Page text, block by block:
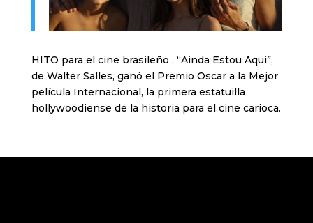
HITO para el cine brasileño . “Ainda Estou Aqui”,
de Walter Salles, ganó el Premio Oscar a la Mejor
película Internacional, la primera estatuilla
hollywoodiense de la historia para el cine carioca.